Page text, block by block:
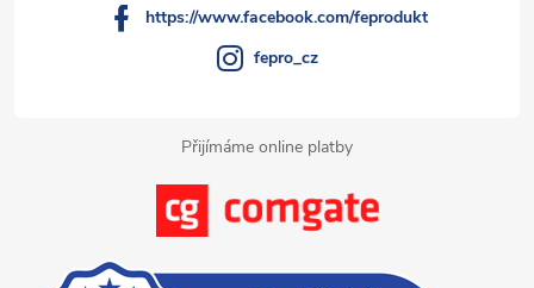
Přijímáme online platby
https://www.facebook.com/feprodukt
fepro_cz